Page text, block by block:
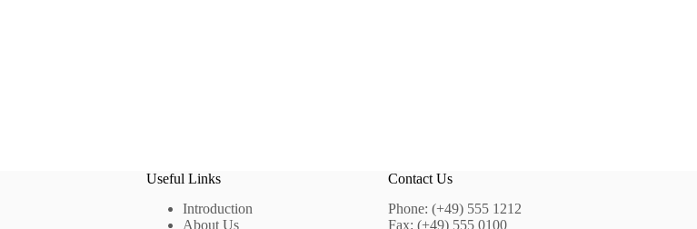
Useful Links
Introduction
About Us
Contact Us
Phone: (+49) 555 1212
Fax: (+49) 555 0100